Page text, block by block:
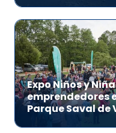
Expo Niños y
emprendedores
Parque Saval de